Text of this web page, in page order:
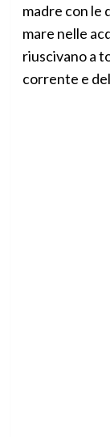
madre con le
mare nelle
riuscivano a
corrente e